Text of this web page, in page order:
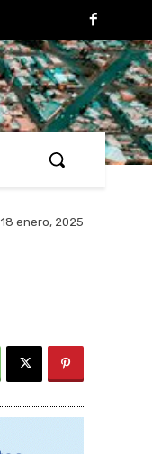
18 enero, 2025